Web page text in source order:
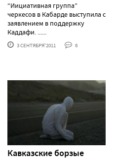
“Иициативная группа”
черкесов в Кабарде выступила с
заявлением в поддержку
Каддафи. ......
3 СЕНТЯБРЯ'2011 6
Кавказские борзые